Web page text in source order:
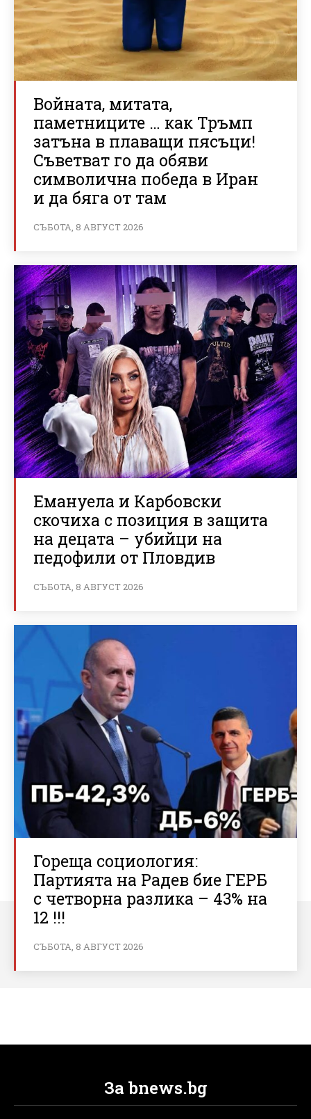
Войната, митата,
паметниците … как Тръмп
затъна в плаващи пясъци!
Съветват го да обяви
символична победа в Иран
и да бяга от там
СЪБОТА, 8 АВГУСТ 2026
Емануела и Карбовски
скочиха с позиция в защита
на децата – убийци на
педофили от Пловдив
СЪБОТА, 8 АВГУСТ 2026
Гореща социология:
Партията на Радев бие ГЕРБ
с четворна разлика – 43% на
12 !!!
СЪБОТА, 8 АВГУСТ 2026
За bnews.bg